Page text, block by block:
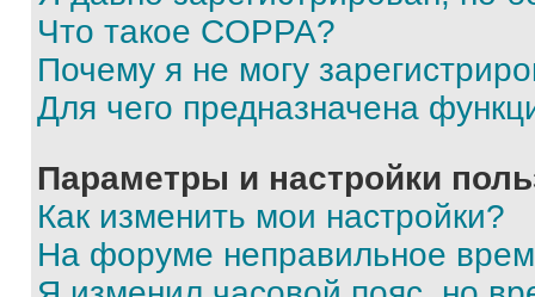
Что такое COPPA?
Почему я не могу
Для чего предназначена
Параметры и настройки
Как изменить мои настройки?
На форуме неправильное